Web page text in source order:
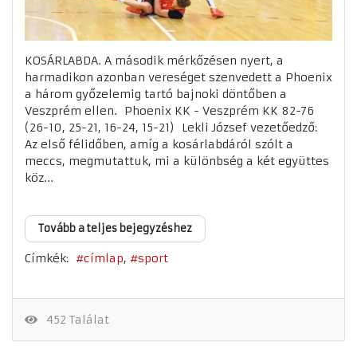
KOSÁRLABDA. A második mérkőzésen nyert, a
harmadikon azonban vereséget szenvedett a Phoenix
a három győzelemig tartó bajnoki döntőben a
Veszprém ellen. Phoenix KK - Veszprém KK 82-76
(26-10, 25-21, 16-24, 15-21) Lekli József vezetőedző:
Az első félidőben, amíg a kosárlabdáról szólt a
meccs, megmutattuk, mi a különbség a két együttes
köz...
Tovább a teljes bejegyzéshez
Címkék: címlap sport
452 Találat